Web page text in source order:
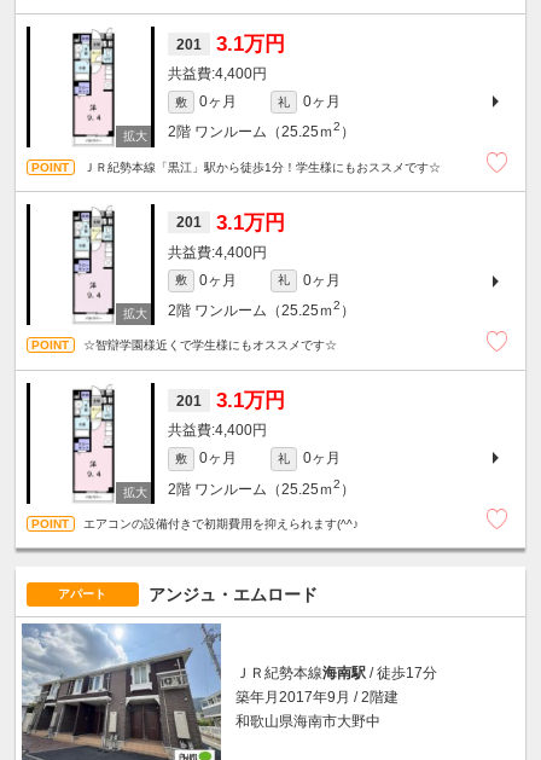
201 3.1万円
4,400円
敷 0ヶ月 礼
0ヶ月
2階 ワンルーム（25.25ｍ2 ）
ＪＲ紀勢本線「黒江」駅から徒歩1分！学生様にもおススメです☆
201 3.1万円
4,400円
敷 0ヶ月 礼
0ヶ月
2階 ワンルーム（25.25ｍ2 ）
☆智辯学園様近くで学生様にもオススメです☆
201 3.1万円
4,400円
敷 0ヶ月 礼
0ヶ月
2階 ワンルーム（25.25ｍ2 ）
エアコンの設備付きで初期費用を抑えられます(^^♪
アパート アンジュ・エムロード
ＪＲ紀勢本線海南駅 / 徒歩17分
築年月2017年9月 / 2階建
和歌山県海南市大野中